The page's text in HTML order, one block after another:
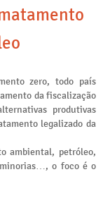
zero, todo país
da fiscalização
produtivas
legalizado da
ambiental, petróleo,
o foco é o